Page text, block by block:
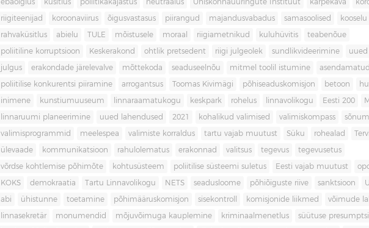
ebaõiglus küsitlus poliitikakajastus neutraalus Ühiskonnauuringute Instituut kärpekava
riigiteenijad koroonaviirus õigusvastasus piirangud majandusvabadus samasoolised kooselu
rahvaküsitlus abielu TULE mõistusele moraal riigiametnikud kuluhüvitis teabenõue
poliitiline korruptsioon Keskerakond ohtlik pretsedent riigi julgeolek sundlikvideerimine uued
julgus erakondade järelevalve mõttekoda seaduseelnõu mitmel toolil istumine
poliitilise konkurentsi piiramine arrogantsus Toomas Kivimägi põhiseaduskomisjon betoon
inimene kunstiumuuseum linnaraamatukogu keskpark rohelus linnavolikogu Eesti 200
linnaruumi planeerimine uued lahendused 2021 kohalikud valimised valimiskompass
valimisprogrammid meelespea valimiste korraldus tartu vajab muutust Süku rohealad
ülevaade kommunikatsioon rahulolematus erakonnad valitsus tegevus tegevusetus
võrdse kohtlemise põhimõte kohtusüsteem poliitilise süsteemi suletus Eesti vajab muutust
KOKS demokraatia Tartu Linnavolikogu NETS seadusloome põhiõiguste riive sanktsioon
abi ühistunne toetamine põhimääruskomisjon sisekontroll komisjonide liikmed võimude
linnasekretär monumendid mõjuvõimuga kauplemine kriminaalmenetlus süütuse